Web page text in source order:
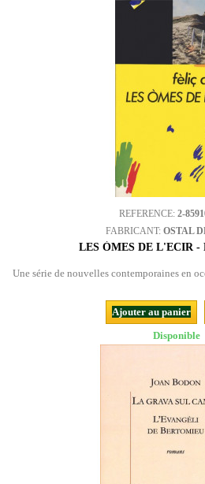
REFERENCE: 2-
FABRICANT: OSTAL
LES ÒMES DE L'ECIR -
Une série de nouvelles contemporaines en
Ajouter au panier
Disponible